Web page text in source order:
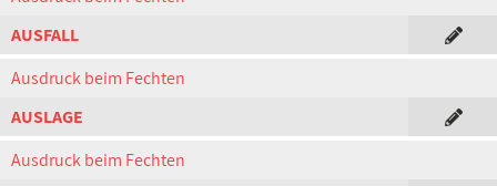
AUSFALL
Ausdruck beim Fechten
AUSLAGE
Ausdruck beim Fechten